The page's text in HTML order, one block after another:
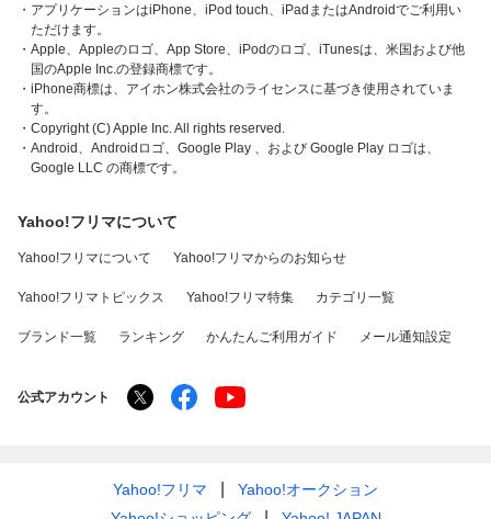
・アプリケーションはiPhone、iPod touch、iPadまたはAndroidでご利用い
ただけます。
・Apple、Appleのロゴ、App Store、iPodのロゴ、iTunesは、米国および他
国のApple Inc.の登録商標です。
・iPhone商標は、アイホン株式会社のライセンスに基づき使用されていま
す。
・Copyright (C) Apple Inc. All rights reserved.
・Android、Androidロゴ、Google Play 、および Google Play ロゴは、
Google LLC の商標です。
Yahoo!フリマについて
Yahoo!フリマについて Yahoo!フリマからのお知らせ
Yahoo!フリマトピックス Yahoo!フリマ特集 カテゴリ一覧
ブランド一覧 ランキング かんたんご利用ガイド メール通知設定
公式アカウント
Yahoo!フリマ
Yahoo!オークション